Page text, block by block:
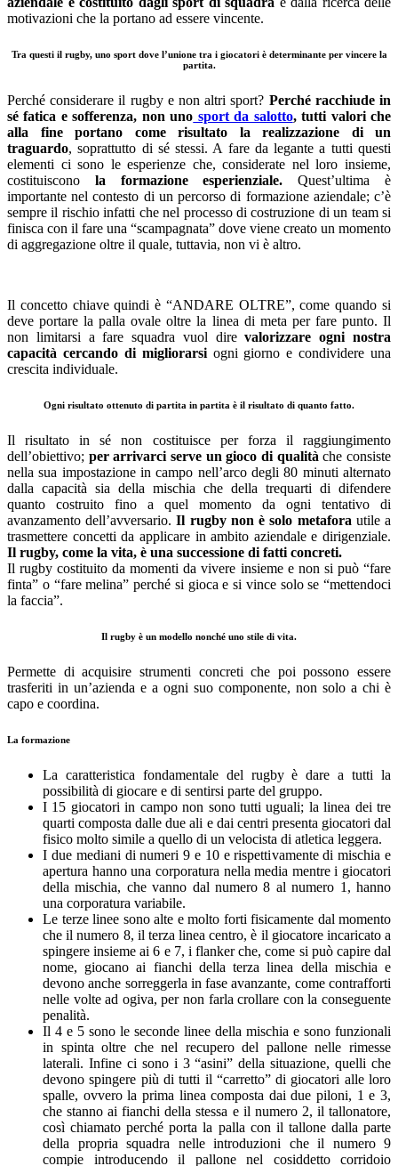
motivazioni che la portano ad essere vincente.
Tra questi il rugby, uno sport dove l’unione tra i giocatori è determinante per vincere la
partita.
Perché considerare il rugby e non altri sport? Perché racchiude in
sé fatica e sofferenza, non uno sport da salotto, tutti valori che
alla fine portano come risultato la realizzazione di un
traguardo, soprattutto di sé stessi. A fare da legante a tutti questi
elementi ci sono le esperienze che, considerate nel loro insieme,
costituiscono la formazione esperienziale. Quest’ultima è
importante nel contesto di un percorso di formazione aziendale; c’è
sempre il rischio infatti che nel processo di costruzione di un team si
finisca con il fare una “scampagnata” dove viene creato un momento
di aggregazione oltre il quale, tuttavia, non vi è altro.
Il concetto chiave quindi è “ANDARE OLTRE”, come quando si
deve portare la palla ovale oltre la linea di meta per fare punto. Il
non limitarsi a fare squadra vuol direvalorizzare ogni nostra
capacità cercando di migliorarsiogni giorno e condividere una
crescita individuale.
Ogni risultato ottenuto di partita in partita è il risultato di quanto fatto.
Il risultato in sé non costituisce per forza il raggiungimento
dell’obiettivo; per arrivarci serve un gioco di qualità che consiste
nella sua impostazione in campo nell’arco degli 80 minuti alternato
dalla capacità sia della mischia che della trequarti di difendere
quanto costruito fino a quel momento da ogni tentativo di
avanzamento dell’avversario.Il rugby non è solo metafora utile a
trasmettere concetti da applicare in ambito aziendale e dirigenziale.
Il rugby, come la vita, è una successione di fatti concreti.
Il rugby costituito da momenti da vivere insieme e non si può “fare
finta” o “fare melina” perché si gioca e si vince solo se “mettendoci
la faccia”.
Il rugby è un modello nonché uno stile di vita.
Permette di acquisire strumenti concreti che poi possono essere
trasferiti in un’azienda e a ogni suo componente, non solo a chi è
capo e coordina.
La formazione
La caratteristica fondamentale del rugby è dare a tutti la
possibilità di giocare e di sentirsi parte del gruppo.
I 15 giocatori in campo non sono tutti uguali; la linea dei tre
quarti composta dalle due ali e dai centri presenta giocatori dal
fisico molto simile a quello di un velocista di atletica leggera.
I due mediani di numeri 9 e 10 e rispettivamente di mischia e
apertura hanno una corporatura nella media mentre i giocatori
della mischia, che vanno dal numero 8 al numero 1, hanno
una corporatura variabile.
Le terze linee sono alte e molto forti fisicamente dal momento
che il numero 8, il terza linea centro, è il giocatore incaricato a
spingere insieme ai 6 e 7, i flanker che, come si può capire dal
nome, giocano ai fianchi della terza linea della mischia e
devono anche sorreggerla in fase avanzante, come contrafforti
nelle volte ad ogiva, per non farla crollare con la conseguente
penalità.
Il 4 e 5 sono le seconde linee della mischia e sono funzionali
in spinta oltre che nel recupero del pallone nelle rimesse
laterali. Infine ci sono i 3 “asini” della situazione, quelli che
devono spingere più di tutti il “carretto” di giocatori alle loro
spalle, ovvero la prima linea composta dai due piloni, 1 e 3,
che stanno ai fianchi della stessa e il numero 2, il tallonatore,
così chiamato perché porta la palla con il tallone dalla parte
della propria squadra nelle introduzioni che il numero 9
compie introducendo il pallone nel cosiddetto corridoio